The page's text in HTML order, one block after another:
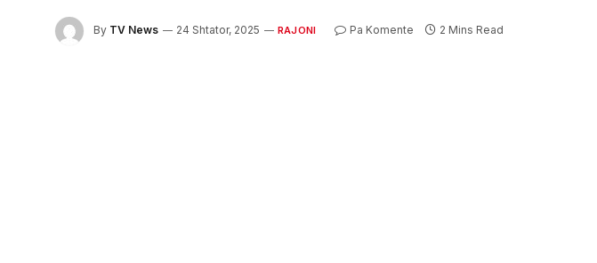
By TV News 24 Shtator, 2025 RAJONI Pa Komente 2 Mins Read